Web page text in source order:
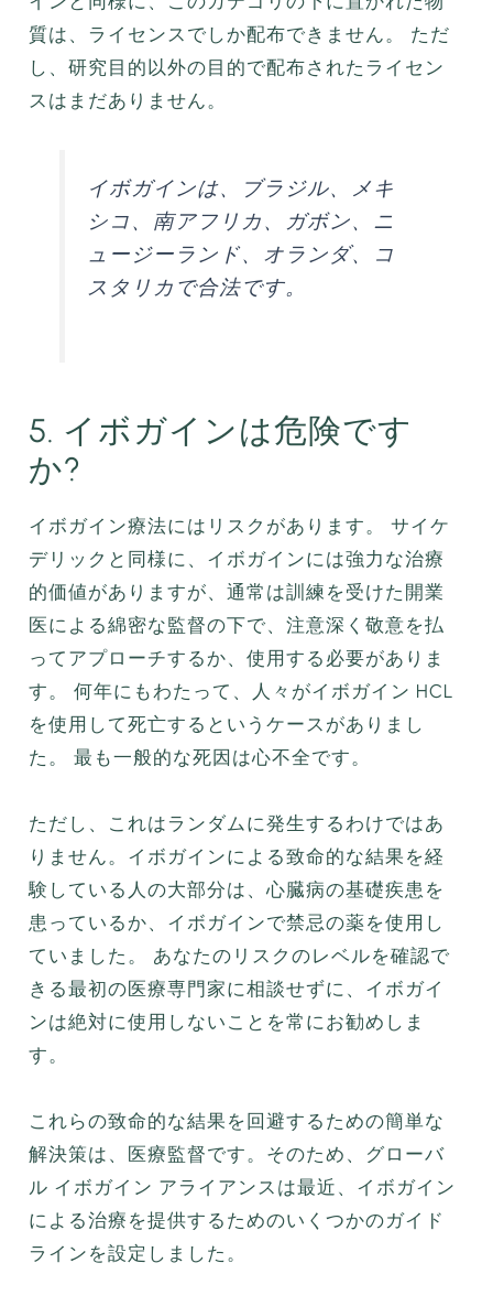
質は、ライセンスでしか配布できません。 ただ
し、研究目的以外の目的で配布されたライセン
スはまだありません。
イボガインは、ブラジル、メキ
シコ、南アフリカ、ガボン、ニ
ュージーランド、オランダ、コ
スタリカで合法です。
5. イボガインは危険です
か?
イボガイン療法にはリスクがあります。 サイケ
デリックと同様に、イボガインには強力な治療
的価値がありますが、通常は訓練を受けた開業
医による綿密な監督の下で、注意深く敬意を払
ってアプローチするか、使用する必要がありま
す。 何年にもわたって、人々がイボガイン HCL
を使用して死亡するというケースがありまし
た。 最も一般的な死因は心不全です。
ただし、これはランダムに発生するわけではあ
りません。イボガインによる致命的な結果を経
験している人の大部分は、心臓病の基礎疾患を
患っているか、イボガインで禁忌の薬を使用し
ていました。 あなたのリスクのレベルを確認で
きる最初の医療専門家に相談せずに、イボガイ
ンは絶対に使用しないことを常にお勧めしま
す。
これらの致命的な結果を回避するための簡単な
解決策は、医療監督です。そのため、グローバ
ル イボガイン アライアンスは最近、イボガイン
による治療を提供するためのいくつかのガイド
ラインを設定しました。